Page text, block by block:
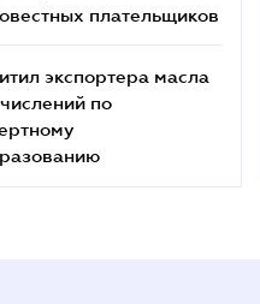
плательщиков
экспортера масла
по